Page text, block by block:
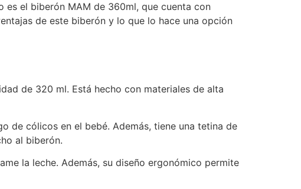
es el biberón MAM de 360ml, que cuenta con
de este biberón y lo que lo hace una opción
de 320 ml. Está hecho con materiales de alta
de cólicos en el bebé. Además, tiene una tetina de
al biberón.
la leche. Además, su diseño ergonómico permite